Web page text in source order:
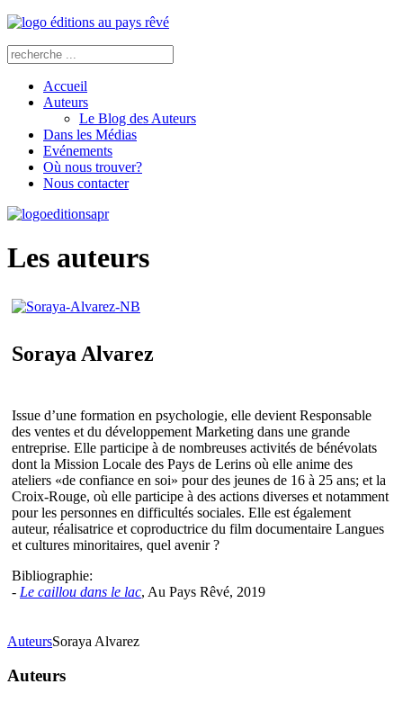
Accueil
Auteurs
Le Blog des Auteurs
Dans les Médias
Evénements
Où nous trouver?
Nous contacter
Les auteurs
Soraya Alvarez
Issue d’une formation en psychologie, elle devient Responsable
des ventes et du développement Marketing dans une grande
entreprise. Elle participe à de nombreuses activités de bénévolats
dont la Mission Locale des Pays de Lerins où elle anime des
ateliers «de confiance en soi» pour des jeunes de 16 à 25 ans; et la
Croix-Rouge, où elle participe à des actions diverses et notamment
pour les personnes en difficultés sociales. Elle est également
auteur, réalisatrice et coproductrice du film documentaire Langues
et cultures minoritaires, quel avenir ?
Bibliographie:
- Le caillou dans le lac, Au Pays Rêvé, 2019
AuteursSoraya Alvarez
Auteurs